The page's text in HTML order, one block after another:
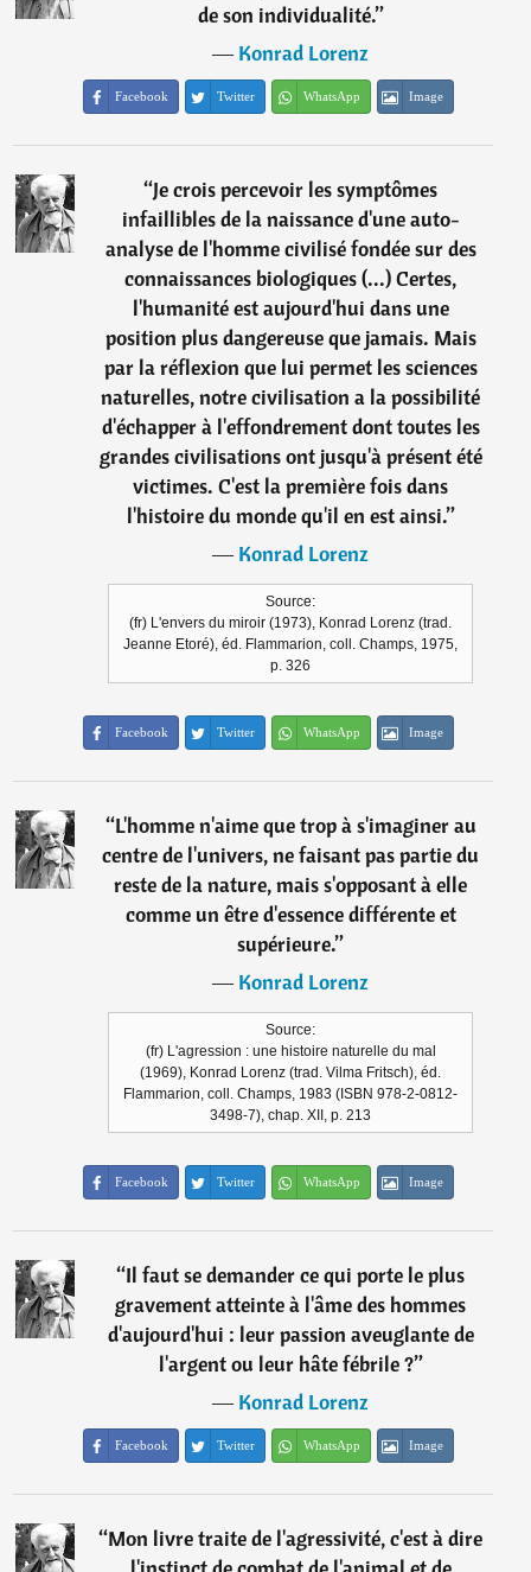
de son individualité.”
―Konrad Lorenz
Facebook Twitter WhatsApp Image
“Je crois percevoir les symptômes
infaillibles de la naissance d'une auto-
analyse de l'homme civilisé fondée sur des
connaissances biologiques (...) Certes,
l'humanité est aujourd'hui dans une
position plus dangereuse que jamais. Mais
par la réflexion que lui permet les sciences
naturelles, notre civilisation a la possibilité
d'échapper à l'effondrement dont toutes les
grandes civilisations ont jusqu'à présent été
victimes. C'est la première fois dans
l'histoire du monde qu'il en est ainsi.”
―Konrad Lorenz
Source:
(fr) L'envers du miroir (1973), Konrad Lorenz (trad.
Jeanne Etoré), éd. Flammarion, coll. Champs, 1975,
p. 326
Facebook Twitter WhatsApp Image
“L'homme n'aime que trop à s'imaginer au
centre de l'univers, ne faisant pas partie du
reste de la nature, mais s'opposant à elle
comme un être d'essence différente et
supérieure.”
―Konrad Lorenz
Source:
(fr) L'agression : une histoire naturelle du mal
(1969), Konrad Lorenz (trad. Vilma Fritsch), éd.
Flammarion, coll. Champs, 1983 (ISBN 978-2-0812-
3498-7), chap. XII, p. 213
Facebook Twitter WhatsApp Image
“Il faut se demander ce qui porte le plus
gravement atteinte à l'âme des hommes
d'aujourd'hui : leur passion aveuglante de
l'argent ou leur hâte fébrile ?”
―Konrad Lorenz
Facebook Twitter WhatsApp Image
“Mon livre traite de l'agressivité, c'est à dire